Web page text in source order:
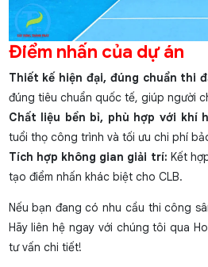
Điểm nhấn của dự án
Thiết kế hiện đại, đúng chuẩn thi
đúng tiêu chuẩn quốc tế, giúp người
Chất liệu bền bỉ, phù hợp với khí
tuổi thọ công trình và tối ưu chi phí
Tích hợp không gian giải trí: Kết
tạo điểm nhấn khác biệt cho CLB.
Nếu bạn đang có nhu cầu thi công
Hãy liên hệ ngay với chúng tôi qua
tư vấn chi tiết!